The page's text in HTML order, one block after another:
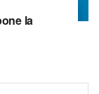
la